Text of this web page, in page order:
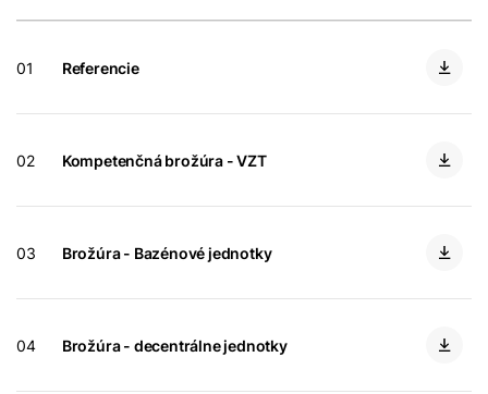
01 Referencie
02 Kompetenčná brožúra - VZT
03 Brožúra - Bazénové jednotky
04 Brožúra - decentrálne jednotky
Dobrý deň!
Ako vám môžeme pomôcť?
Servis